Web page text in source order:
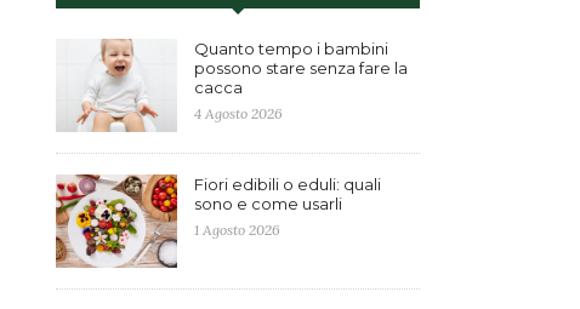
Quanto tempo i bambini
possono stare senza fare la
cacca
4 Agosto 2026
Fiori edibili o eduli: quali
sono e come usarli
1 Agosto 2026